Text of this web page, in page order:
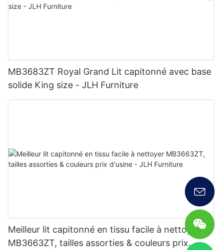
MB3683ZT Royal Grand Lit capitonné avec base
solide King size - JLH Furniture
Meilleur lit capitonné en tissu facile à nettoyer
MB3663ZT, tailles assorties & couleurs prix